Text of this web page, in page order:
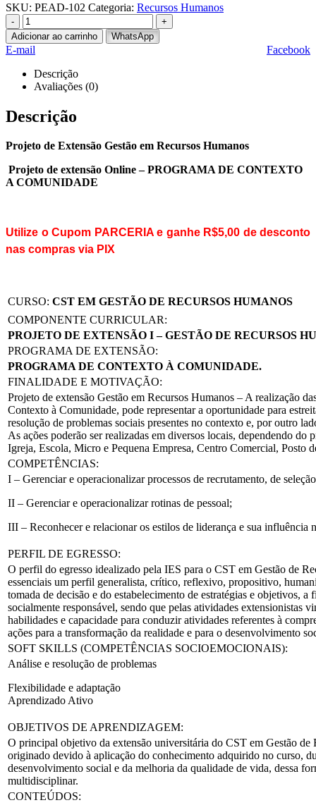
SKU: PEAD-102 Categoria: Recursos Humanos
-
+
Adicionar ao carrinho
WhatsApp
Facebook
E-mail
Descrição
Avaliações (0)
Descrição
Projeto de Extensão Gestão em Recursos Humanos
Projeto de extensão Online – PROGRAMA DE CONTEXTO
A COMUNIDADE
Utilize o Cupom PARCERIA e ganhe R$5,00 de desconto
nas compras via PIX
CURSO: CST EM GESTÃO DE RECURSOS HUMANOS
COMPONENTE CURRICULAR:
PROJETO DE EXTENSÃO I – GESTÃO DE RECURSOS
PROGRAMA DE EXTENSÃO:
PROGRAMA DE CONTEXTO À COMUNIDADE.
FINALIDADE E MOTIVAÇÃO:
Projeto de extensão Gestão em Recursos Humanos – A realização
Contexto à Comunidade, pode representar a oportunidade para
resolução de problemas sociais presentes no contexto e, por outro
As ações poderão ser realizadas em diversos locais, dependendo
Igreja, Escola, Micro e Pequena Empresa, Centro Comercial, Posto
COMPETÊNCIAS:
I – Gerenciar e operacionalizar processos de recrutamento, de
II – Gerenciar e operacionalizar rotinas de pessoal;
III – Reconhecer e relacionar os estilos de liderança e sua influência
PERFIL DE EGRESSO:
O perfil do egresso idealizado pela IES para o CST em Gestão de
essenciais um perfil generalista, crítico, reflexivo, propositivo,
tomada de decisão e do estabelecimento de estratégias e objetivos,
socialmente responsável, sendo que pelas atividades extensionistas
habilidades e capacidade para conduzir atividades referentes à
ações para a transformação da realidade e para o desenvolvimento
SOFT SKILLS (COMPETÊNCIAS SOCIOEMOCIONAIS):
Análise e resolução de problemas
Flexibilidade e adaptação
Aprendizado Ativo
OBJETIVOS DE APRENDIZAGEM:
O principal objetivo da extensão universitária do CST em Gestão
originado devido à aplicação do conhecimento adquirido no curso,
desenvolvimento social e da melhoria da qualidade de vida, dessa
multidisciplinar.
CONTEÚDOS: